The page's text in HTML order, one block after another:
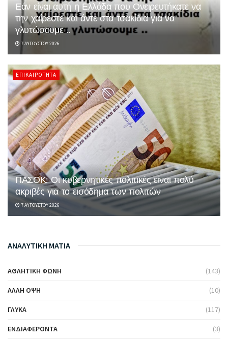
Εάν είναι αυτή η Ελλάδα που Ονειρευτήκατε να
την χαίρεστε και άντε στα τσακίδια για να
γλυτώσουμε ..
7 ΑΥΓΟΎΣΤΟΥ 2026
ΕΠΙΚΑΙΡΌΤΗΤΑ
ΠΑΣΟΚ: Οι κυβερνητικές πολιτικές είναι πολύ
ακριβές για το εισόδημα των πολιτών
7 ΑΥΓΟΎΣΤΟΥ 2026
ΑΝΑΛΥΤΙΚΗ ΜΑΤΙΑ
ΑΘΛΗΤΙΚΉ ΦΩΝΉ (143)
ΆΛΛΗ ΌΨΗ (10)
ΓΛΥΚΆ (117)
ΕΝΔΙΑΦΈΡΟΝΤΑ (3)